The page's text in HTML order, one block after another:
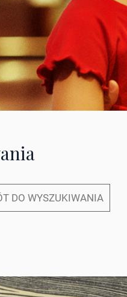
DO WYSZUKIWANIA